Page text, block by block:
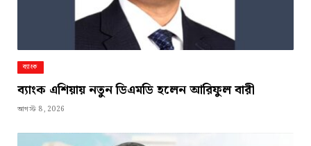
ব্যাংক
ব্যাংক এশিয়ায় নতুন ডিএমডি হলেন আরিফুল বারী
আগস্ট 8, 2026